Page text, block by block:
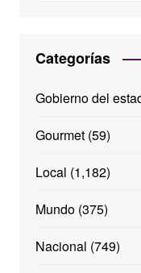
Categorías
Gobierno del
Gourmet(59)
Local (1,182)
Mundo(375)
Nacional (749)